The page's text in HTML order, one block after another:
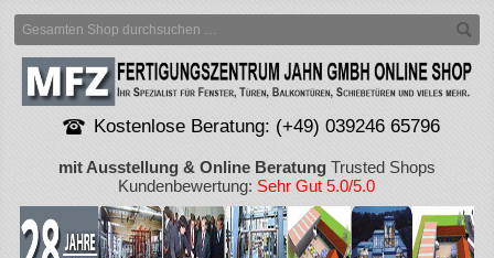
Kostenlose Beratung: (+49) 039246 65796
mit Ausstellung & Online BeratungTrusted Shops
Kundenbewertung:Sehr Gut 5.0/5.0